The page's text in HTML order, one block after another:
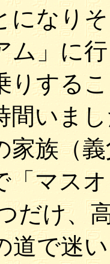
になり
」に
りする
間いま
家族（
「マス
だけ、
道で迷